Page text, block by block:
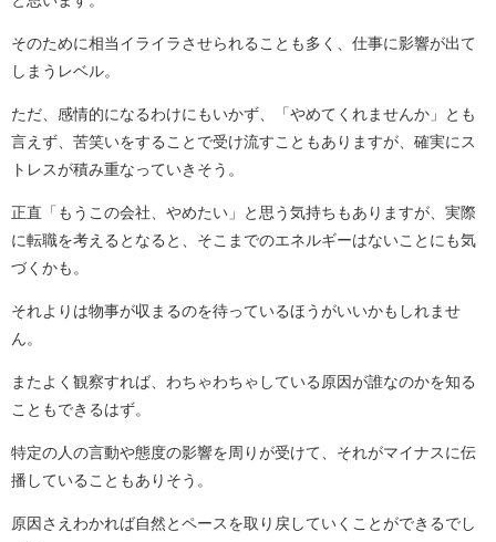
そのために相当イライラさせられることも多く、仕事に影響が出て
しまうレベル。
ただ、感情的になるわけにもいかず、「やめてくれませんか」とも
言えず、苦笑いをすることで受け流すこともありますが、確実にス
トレスが積み重なっていきそう。
正直「もうこの会社、やめたい」と思う気持ちもありますが、実際
に転職を考えるとなると、そこまでのエネルギーはないことにも気
づくかも。
それよりは物事が収まるのを待っているほうがいいかもしれませ
ん。
またよく観察すれば、わちゃわちゃしている原因が誰なのかを知る
こともできるはず。
特定の人の言動や態度の影響を周りが受けて、それがマイナスに伝
播していることもありそう。
原因さえわかれば自然とペースを取り戻していくことができるでし